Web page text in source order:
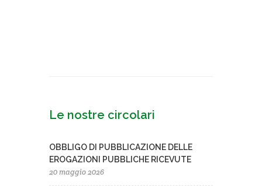
Le nostre circolari
OBBLIGO DI PUBBLICAZIONE DELLE
EROGAZIONI PUBBLICHE RICEVUTE
20 maggio 2026